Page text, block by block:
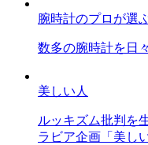
腕時計のプロが選
数多の腕時計を日
美しい人
ルッキズム批判を
ラビア企画「美し